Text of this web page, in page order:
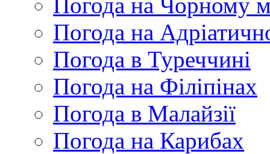
Погода на
Погода в Туреччині
Погода на Філіпінах
Погода в Малайзії
Погода на Карибах